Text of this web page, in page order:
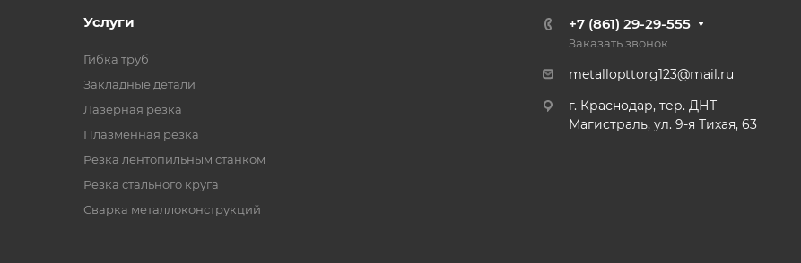
Услуги
Гибка труб
Закладные детали
Лазерная резка
Плазменная резка
Резка лентопильным станком
Резка стального круга
Сварка металлоконструкций
+7 (861) 29-29-555
Заказать звонок
metallopttorg123@mail.ru
г. Краснодар, тер. ДНТ
Магистраль, ул. 9-я Тихая, 63